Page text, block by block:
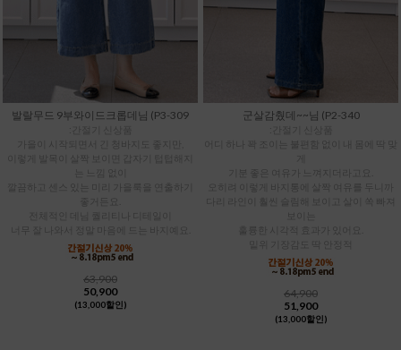
발랄무드 9부와이드크롭데님 (P3-309
:간절기 신상품
가을이 시작되면서 긴 청바지도 좋지만,
이렇게 발목이 살짝 보이면 갑자기 텁텁해지
는 느낌 없이
깔끔하고 센스 있는 미리 가을룩을 연출하기
전체적인 데님 퀄리티나 디테일이
너무 잘 나와서 정말 마음에 드는 바지예요.
63,900
50,900
(13,000할인)
군살감췄데~~님 (P2-340
:간절기 신상품
어디 하나 꽉 조이는 불편함 없이 내 몸에 딱 맞
기분 좋은 여유가 느껴지더라고요.
오히려 이렇게 바지통에 살짝 여유를 두니까
다리 라인이 훨씬 슬림해 보이고 살이 쏙 빠져
훌륭한 시각적 효과가 있어요.
64,900
51,900
(13,000할인)